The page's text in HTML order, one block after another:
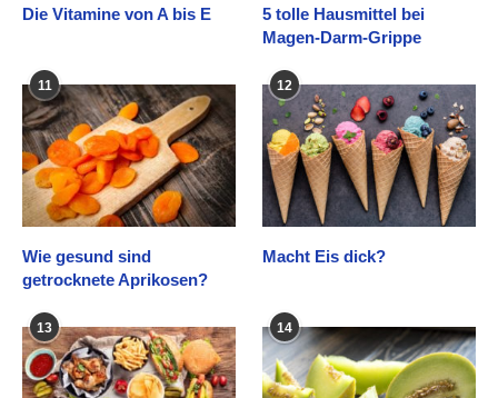
Die Vitamine von A bis E
5 tolle Hausmittel bei
Magen-Darm-Grippe
11
Wie gesund sind
getrocknete Aprikosen?
12
Macht Eis dick?
13 14